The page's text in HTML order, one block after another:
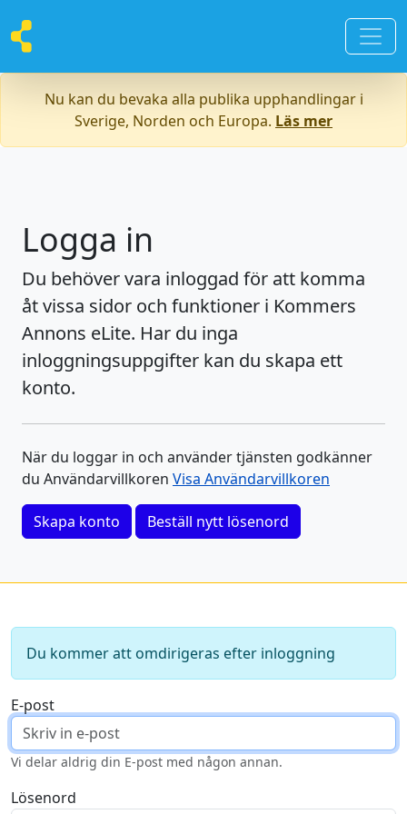
Nu kan du bevaka alla publika upphandlingar i
Sverige, Norden och Europa. Läs mer
Logga in
Du behöver vara inloggad för att komma
åt vissa sidor och funktioner i Kommers
Annons eLite. Har du inga
inloggningsuppgifter kan du skapa ett
konto.
När du loggar in och använder tjänsten godkänner
du Användarvillkoren Visa Användarvillkoren
Skapa konto Beställ nytt lösenord
Du kommer att omdirigeras efter inloggning
E-post
Vi delar aldrig din E-post med någon annan.
Lösenord